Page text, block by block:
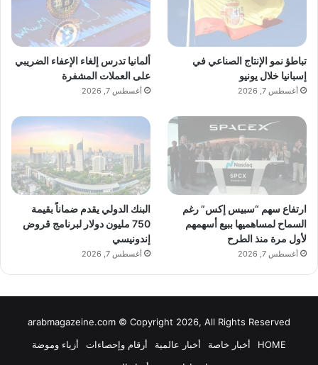
تباطؤ نمو الإنتاج الصناعي في
إسبانيا خلال يونيو
أغسطس 7, 2026
ألمانيا تدرس إلغاء الإعفاء الضريبي
على العملات المشفرة
أغسطس 7, 2026
ارتفاع سهم “سبيس إكس” رغم
السماح لمساهميها ببيع أسهمهم
لأول مرة منذ الطرح
أغسطس 7, 2026
البنك الدولي يقدم ضماناً بقيمة
750 مليون دولار لبرنامج قروض
إندونيسي
أغسطس 7, 2026
arabmagazeine.com © Copyright 2026, All Rights Reserved
HOME
أخبار خاصة أخبار عالمية أرقام وإحصاءات
أزياء وموضة